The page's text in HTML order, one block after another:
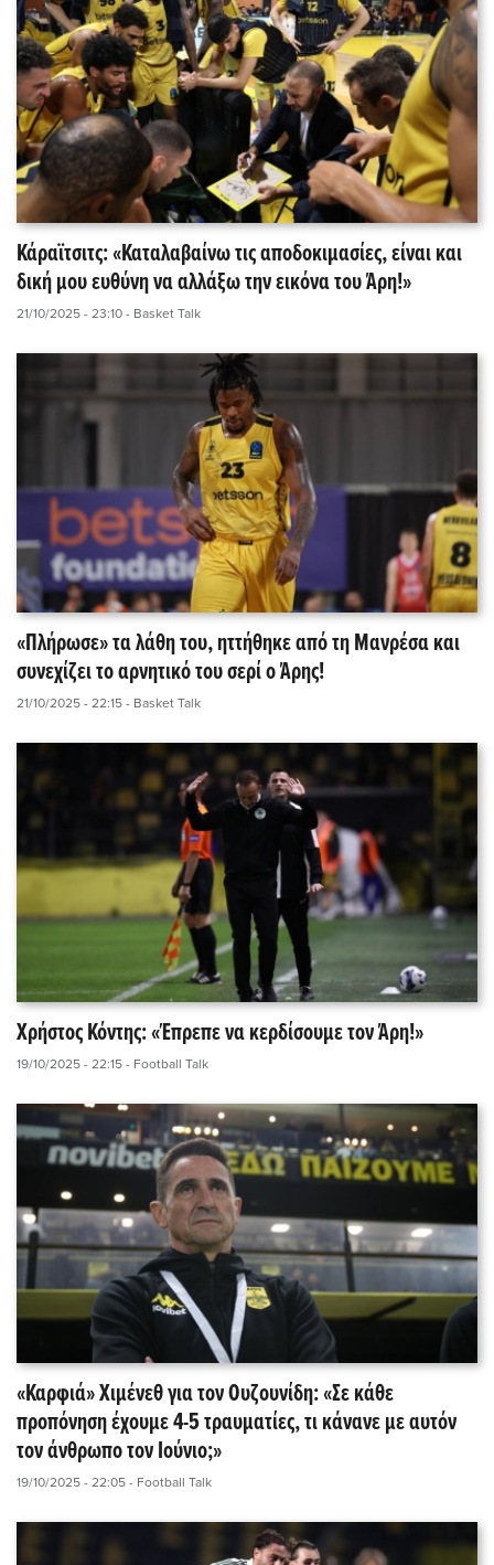
Κάραϊτσιτς: «Καταλαβαίνω τις αποδοκιμασίες, είναι και
δική μου ευθύνη να αλλάξω την εικόνα του Άρη!»
21/10/2025 - 23:10 - Basket Talk
«Πλήρωσε» τα λάθη του, ηττήθηκε από τη Μανρέσα και
συνεχίζει το αρνητικό του σερί ο Άρης!
21/10/2025 - 22:15 - Basket Talk
Χρήστος Κόντης: «Έπρεπε να κερδίσουμε τον Άρη!»
19/10/2025 - 22:15 - Football Talk
«Καρφιά» Χιμένεθ για τον Ουζουνίδη: «Σε κάθε
προπόνηση έχουμε 4-5 τραυματίες, τι κάνανε με αυτόν
τον άνθρωπο τον Ιούνιο;»
19/10/2025 - 22:05 - Football Talk